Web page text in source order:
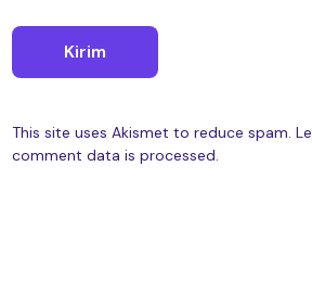
This site uses Akismet to reduce spam.
comment data is processed.